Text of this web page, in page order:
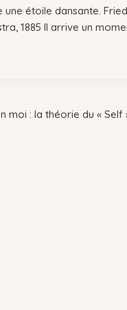
étoile dansante.
1885 Il arrive un